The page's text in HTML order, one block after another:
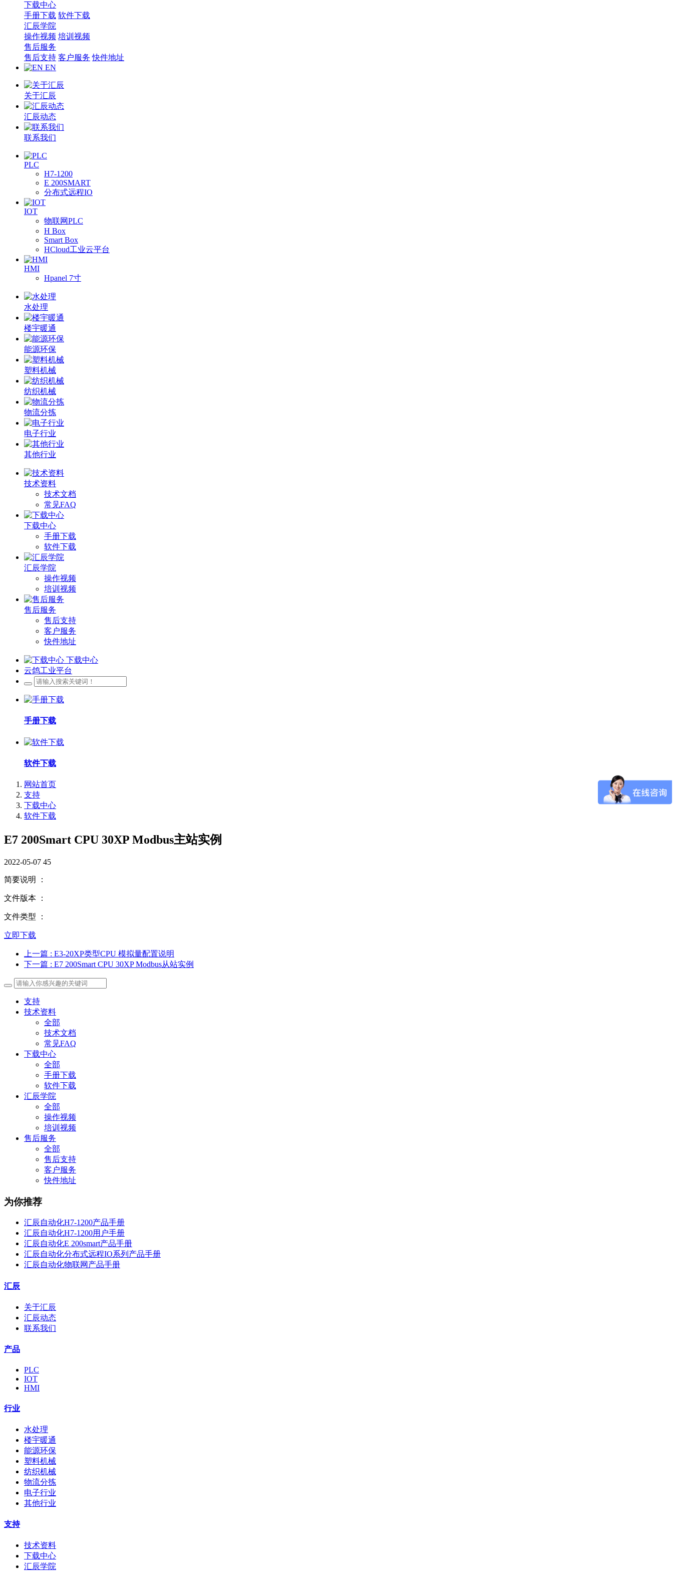
下载中心
手册下载 软件下载
汇辰学院
操作视频 培训视频
售后服务
售后支持 客户服务 快件地址
EN
关于汇辰
汇辰动态
联系我们
PLC
H7-1200
E 200SMART
分布式远程IO
IOT
物联网PLC
H Box
Smart Box
HCloud工业云平台
HMI
Hpanel 7寸
水处理
楼宇暖通
能源环保
塑料机械
纺织机械
物流分拣
电子行业
其他行业
技术资料
技术文档
常见FAQ
下载中心
手册下载
软件下载
汇辰学院
操作视频
培训视频
售后服务
售后支持
客户服务
快件地址
下载中心
云鸽工业平台
手册下载
软件下载
网站首页
支持
下载中心
软件下载
E7 200Smart CPU 30XP Modbus主站实例
2022-05-07 45
简要说明 ：
文件版本 ：
文件类型 ：
立即下载
上一篇 : E3-20XP类型CPU 模拟量配置说明
下一篇 : E7 200Smart CPU 30XP Modbus从站实例
支持
技术资料
全部
技术文档
常见FAQ
下载中心
全部
手册下载
软件下载
汇辰学院
全部
操作视频
培训视频
售后服务
全部
售后支持
客户服务
快件地址
为你推荐
汇辰自动化H7-1200产品手册
汇辰自动化H7-1200用户手册
汇辰自动化E 200smart产品手册
汇辰自动化分布式远程IO系列产品手册
汇辰自动化物联网产品手册
汇辰
关于汇辰
汇辰动态
联系我们
产品
PLC
IOT
HMI
行业
水处理
楼宇暖通
能源环保
塑料机械
纺织机械
物流分拣
电子行业
其他行业
支持
技术资料
下载中心
汇辰学院